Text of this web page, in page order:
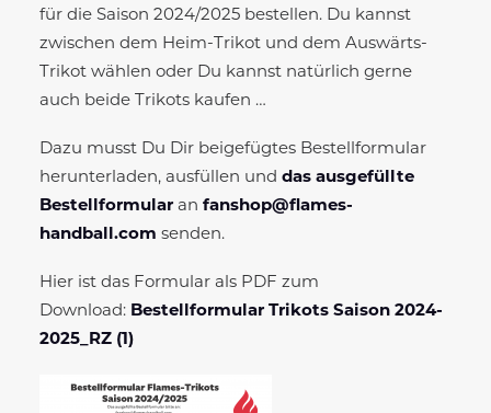
für die Saison 2024/2025 bestellen. Du kannst
zwischen dem Heim-Trikot und dem Auswärts-
Trikot wählen oder Du kannst natürlich gerne
auch beide Trikots kaufen …
Dazu musst Du Dir beigefügtes Bestellformular
herunterladen, ausfüllen und das ausgefüllte
Bestellformular an fanshop@flames-
handball.com senden.
Hier ist das Formular als PDF zum
Download: Bestellformular Trikots Saison 2024-
2025_RZ (1)